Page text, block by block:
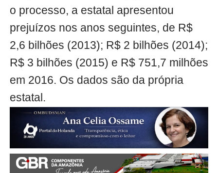
o processo, a estatal apresentou
prejuízos nos anos seguintes, de R$
2,6 bilhões (2013); R$ 2 bilhões (2014);
R$ 3 bilhões (2015) e R$ 751,7 milhões
em 2016. Os dados são da própria
estatal.